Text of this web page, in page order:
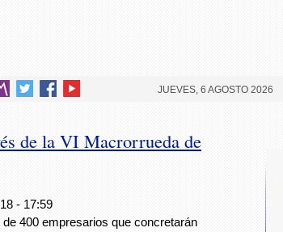
JUEVES, 6 AGOSTO 2026
de la VI Macrorrueda de
- 17:59
400 empresarios que concretarán